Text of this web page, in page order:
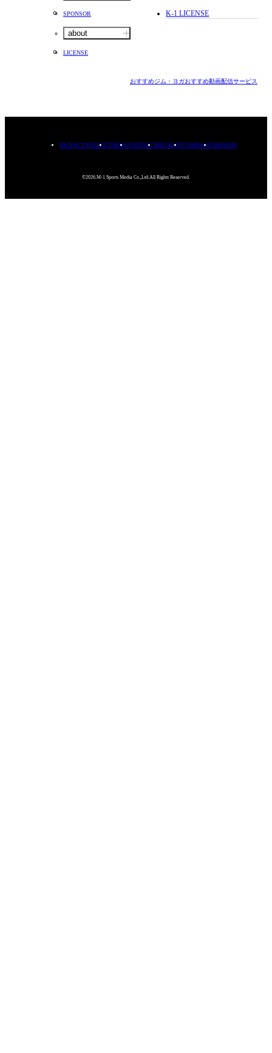
SPONSOR
about
LICENSE
K-1 LICENSE
おすすめジム・ヨガおすすめ動画配信サービス
PRIVACYPOLICYTERMSCONTACTRECRUITCOMPANYMISSION
©2026.M-1 Sports Media Co.,Ltd.All Rights Reserved.